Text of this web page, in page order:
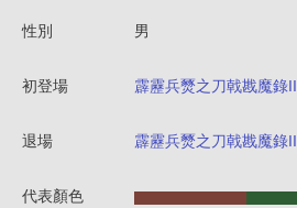
性別 男
初登場 霹靂兵燹之刀戟戡魔錄II
退場 霹靂兵燹之刀戟戡魔錄II
代表顏色